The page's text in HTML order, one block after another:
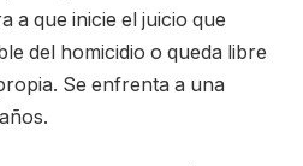
a que inicie el juicio que
del homicidio o queda libre
Se enfrenta a una